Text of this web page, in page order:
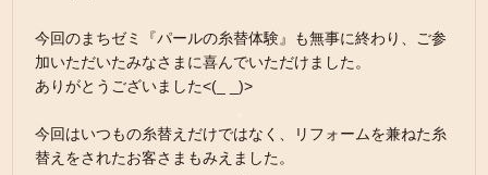
今回のまちゼミ『パールの糸替体験』も無事に終わり、ご参
加いただいたみなさまに喜んでいただけました。
ありがとうございました<(_ _)>
今回はいつもの糸替えだけではなく、リフォームを兼ねた糸
替えをされたお客さまもみえました。